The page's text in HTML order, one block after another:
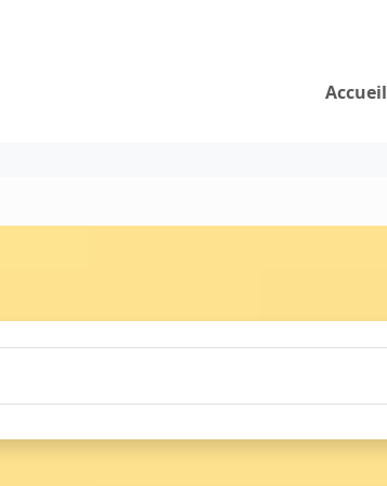
Accueil